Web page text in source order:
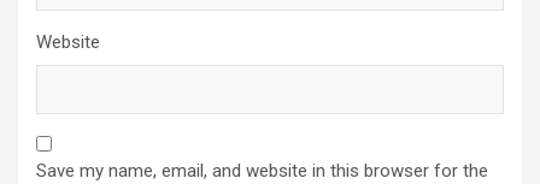
Website
Save my name, email, and website in this browser for the